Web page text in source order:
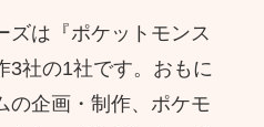
ズは『ポケットモンス
3社の1社です。おもに
の企画・制作、ポケモ